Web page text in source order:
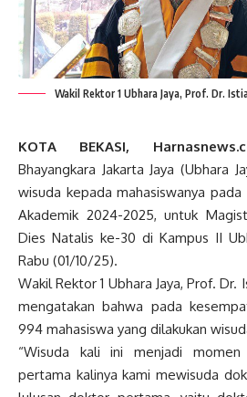
Wakil Rektor 1 Ubhara Jaya, Prof. Dr.
KOTA BEKASI,
Bhayangkara Jakarta Jaya (Ubhara
wisuda kepada mahasiswanya
Akademik 2024-2025, untuk
Dies Natalis ke-30 di Kampus II
Rabu (01/10/25).
Wakil Rektor 1 Ubhara Jaya, Prof. Dr.
mengatakan bahwa pada
994 mahasiswa yang dilakukan
“Wisuda kali ini menjadi
pertama kalinya kami mewisuda